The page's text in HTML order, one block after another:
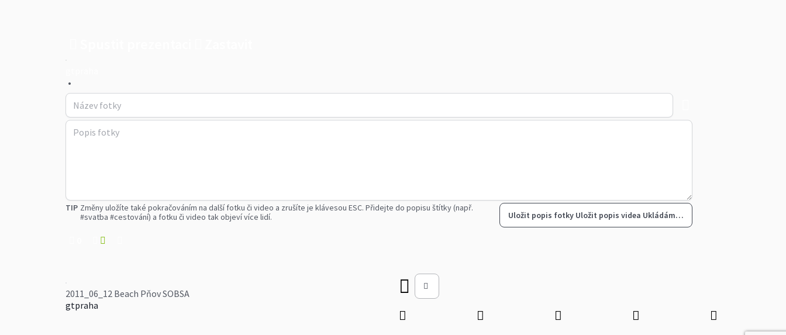
•
TIP Změny uložíte také pokračováním na další fotku či video a zrušíte je klávesou ESC. Přidejte do popisu štítky (např.
#svatba #cestování) a fotku či video tak objeví více lidí.
Uložit popis fotky Uložit popis videa Ukládám…
2011_06_12 Beach Pňov SOBSA
gtpraha